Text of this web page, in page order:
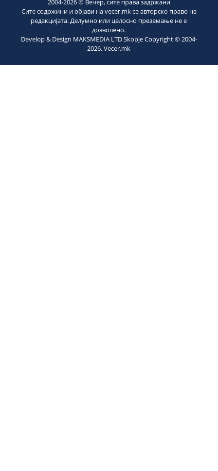
Сите содржини и објави на vecer.mk се авторско право на
редакцијата. Делумно или целосно преземање не е
дозволено.
Develop & Design MAKSMEDIA LTD Skopje Copyright © 2004-
2026. Vecer.mk